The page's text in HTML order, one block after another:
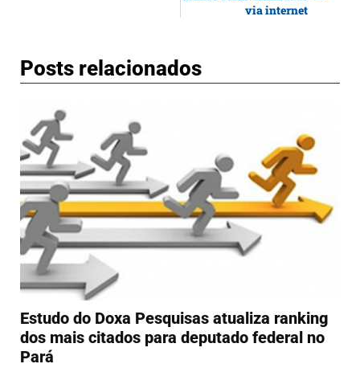
via internet
Posts relacionados
Estudo do Doxa Pesquisas atualiza ranking
dos mais citados para deputado federal no
Pará